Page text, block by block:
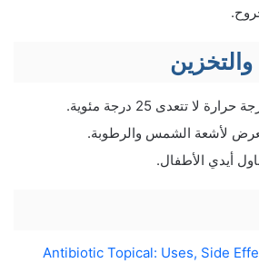
لا تتعدى 25 درجة مئوية.
لأشعة الشمس والرطوبة.
أيدي الأطفال.
Antibiotic Topical: Uses, Side